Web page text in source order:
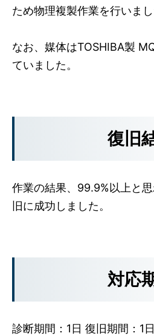
ため物理複製作業を行いまし
なお、媒体はTOSHIBA製
ていました。
復旧
作業の結果、99.9%以上と
旧に成功しました。
対応
診断期間：1日 復旧期間：1日